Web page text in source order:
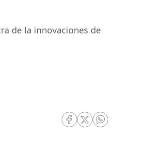
de la innovaciones de
RRSS Facebook
RRSS Twitter
RRSS